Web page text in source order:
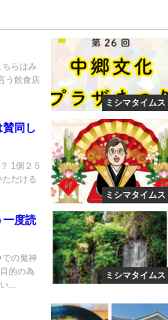
ちらはみ
う飲食店
ミシマタイムス
同し
1個２５
ただける
ミシマタイムス
度読
での鬼神
的の為
...
ミシマタイムス